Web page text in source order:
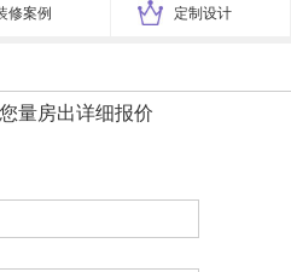
莅临轻舟墅美参观交流
划
修案例 定制设计
量房出详细报价